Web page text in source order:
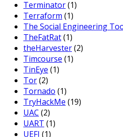
Terminator(1)
Terraform (1)
The Social Engineering
TheFatRat(1)
theHarvester(2)
Timcourse (1)
TinEye (1)
Tor(2)
Tornado (1)
TryHackMe (19)
UAC (2)
UART (1)
UEFI (1)